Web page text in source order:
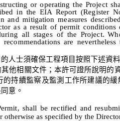
or operating the Project
in the EIA Report (Register
and mitigation measures
as a result of permit conditions
all stages of the Project.
recommendations are nevertheless
人士須確保工程項目按照下述資
其他相關文件；本許可證所說明的
持續監察及監測工作所建議的緩
意。
shall be rectified and
otherwise as specified by the